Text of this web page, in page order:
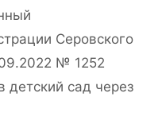
Серовского
№ 1252
детский сад через